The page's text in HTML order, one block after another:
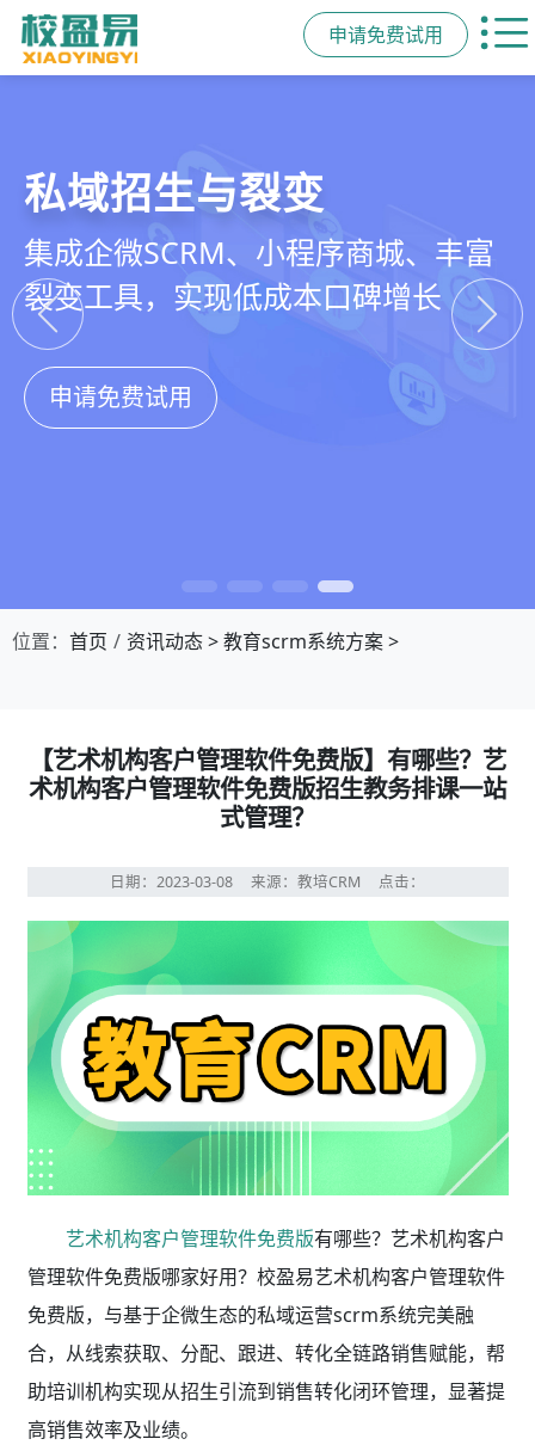
申请免费试用
教培行业CRM
以学员为中心，打通从引流、转化、
教学到复购转介绍的全生命周期增长
引擎
申请免费试用
智能销售漏斗
线索自动分配、标准化跟单、试听转
化分析，打造高绩效招生团队
申请免费试用
精细化客户运营
360°学员画像、自动化服务流程、智
能续费预警，深度挖掘学员长期价值
申请免费试用
私域招生与裂变
集成企微SCRM、小程序商城、丰富
裂变工具，实现低成本口碑增长
申请免费试用
位置： 首页 资讯动态>教育scrm系统方案>
【艺术机构客户管理软件免费版】有哪些？艺
术机构客户管理软件免费版招生教务排课一站
式管理？
日期：2023-03-08 来源：教培CRM 点击：
艺术机构客户管理软件免费版有哪些？艺术机构客户
管理软件免费版哪家好用？校盈易艺术机构客户管理软件
免费版，与基于企微生态的私域运营scrm系统完美融
合，从线索获取、分配、跟进、转化全链路销售赋能，帮
助培训机构实现从招生引流到销售转化闭环管理，显著提
高销售效率及业绩。